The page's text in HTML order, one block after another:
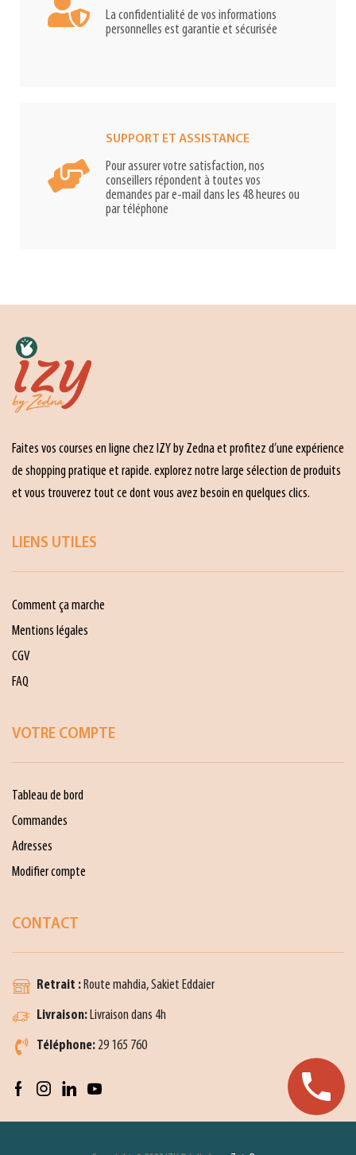
La confidentialité de vos informations
personnelles est garantie et sécurisée
SUPPORT ET ASSISTANCE
Pour assurer votre satisfaction, nos
conseillers répondent à toutes vos
demandes par e-mail dans les 48 heures ou
par téléphone
Faites vos courses en ligne chez IZY by Zedna et profitez d’une expérience
de shopping pratique et rapide. explorez notre large sélection de produits
et vous trouverez tout ce dont vous avez besoin en quelques clics.
LIENS UTILES
Comment ça marche
Mentions légales
CGV
FAQ
VOTRE COMPTE
Tableau de bord
Commandes
Adresses
Modifier compte
CONTACT
Retrait : Route mahdia, Sakiet Eddaier
Livraison: Livraison dans 4h
Téléphone: 29 165 760